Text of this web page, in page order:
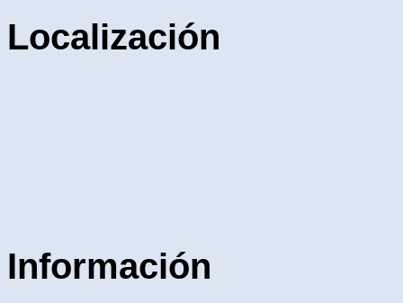
Localización
Información